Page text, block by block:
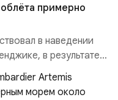
примерно
в наведении
в результате
детей. Позже
об атаке